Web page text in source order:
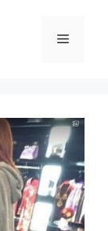
Menu